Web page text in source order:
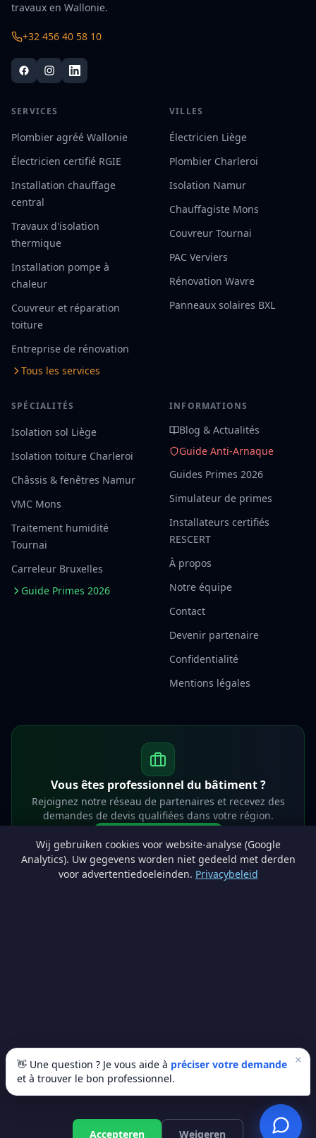
Wij gebruiken cookies voor website-analyse (Google
Analytics). Uw gegevens worden niet gedeeld met derden
voor advertentiedoeleinden. Privacybeleid
Accepteren Weigeren
travaux en Wallonie.
+32 456 40 58 10
SERVICES
Plombier agréé Wallonie
Électricien certifié RGIE
Installation chauffage
central
Travaux d'isolation
thermique
Installation pompe à
chaleur
Couvreur et réparation
toiture
Entreprise de rénovation
Tous les services
VILLES
Électricien Liège
Plombier Charleroi
Isolation Namur
Chauffagiste Mons
Couvreur Tournai
PAC Verviers
Rénovation Wavre
Panneaux solaires BXL
SPÉCIALITÉS
Isolation sol Liège
Isolation toiture Charleroi
Châssis & fenêtres Namur
VMC Mons
Traitement humidité
Tournai
Carreleur Bruxelles
Guide Primes 2026
INFORMATIONS
Blog & Actualités
Guide Anti-Arnaque
Guides Primes 2026
Simulateur de primes
Installateurs certifiés
RESCERT
À propos
Notre équipe
Contact
Devenir partenaire
Confidentialité
Mentions légales
Vous êtes professionnel du bâtiment ?
Rejoignez notre réseau de partenaires et recevez des
demandes de devis qualifiées dans votre région.
info@lesprosdemaville.be
conseil personnalisé.
×
👋 Une question ? Je vous aide à préciser votre demande
et à trouver le bon professionnel.